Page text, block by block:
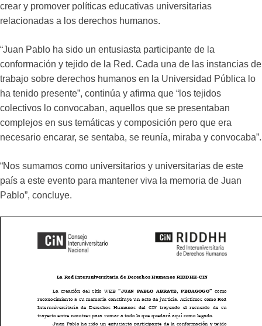
crear y promover políticas educativas universitarias
relacionadas a los derechos humanos.
“Juan Pablo ha sido un entusiasta participante de la
conformación y tejido de la Red. Cada una de las instancias de
trabajo sobre derechos humanos en la Universidad Pública lo
ha tenido presente”, continúa y afirma que “los tejidos
colectivos lo convocaban, aquellos que se presentaban
complejos en sus temáticas y composición pero que era
necesario encarar, se sentaba, se reunía, miraba y convocaba”.
“Nos sumamos como universitarios y universitarias de este
país a este evento para mantener viva la memoria de Juan
Pablo”, concluye.